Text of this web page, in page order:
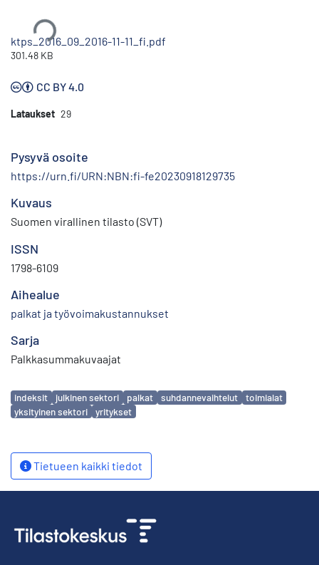
ktps_2016_09_2016-11-11_fi.pdf
301.48 KB
CC BY 4.0
Lataukset 29
Pysyvä osoite
https://urn.fi/URN:NBN:fi-fe20230918129735
Kuvaus
Suomen virallinen tilasto (SVT)
ISSN
1798-6109
Aihealue
palkat ja työvoimakustannukset
Sarja
Palkkasummakuvaajat
Avainsanat
indeksit julkinen sektori palkat suhdannevaihtelut
toimialat
yksityinen sektori
yritykset
Tietueen kaikki tiedot